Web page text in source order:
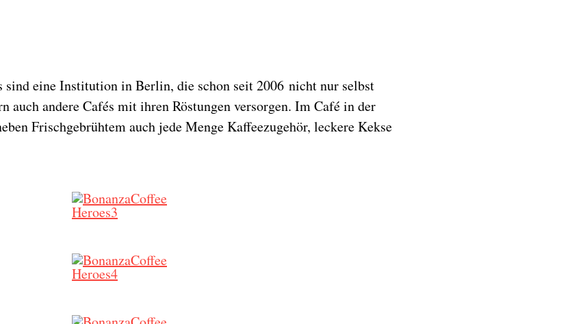
sind eine Institution in Berlin, die schon seit 2006 nicht nur selbst
auch andere Cafés mit ihren Röstungen versorgen. Im Café in der
Frischgebrühtem auch jede Menge Kaffeezugehör, leckere Kekse